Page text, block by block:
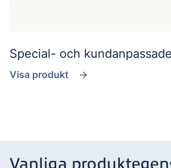
Special- och
Visa produkt
Vanliga